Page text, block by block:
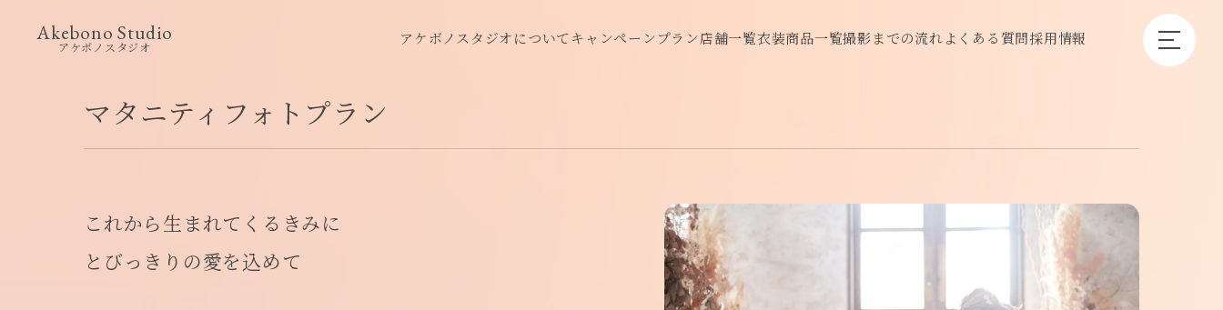
Akebono Studio
アケボノスタジオ アケボノスタジオについてキャンペーンプラン店舗一覧衣装商品一覧撮影までの流れよくある質問採用情報
マタニティフォトプラン
これから生まれてくるきみに
とびっきりの愛を込めて